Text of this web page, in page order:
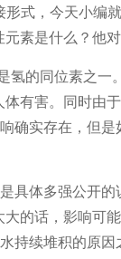
，今天小编
是什么？他对
氢的同位素之一
。同时由于
实存在，但
是具体多强公开
大的话，影响
持续堆积的原因